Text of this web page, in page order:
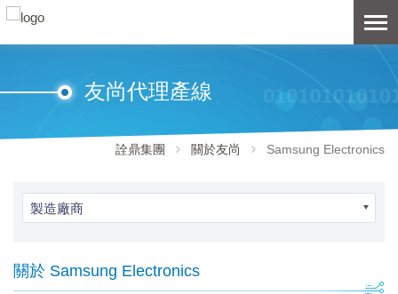
友尚代理產線
詮鼎集團 關於友尚 Samsung Electronics
製造廠商
關於 Samsung Electronics